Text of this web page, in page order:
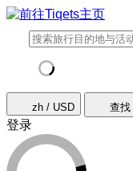
zh / USD 查找
登录